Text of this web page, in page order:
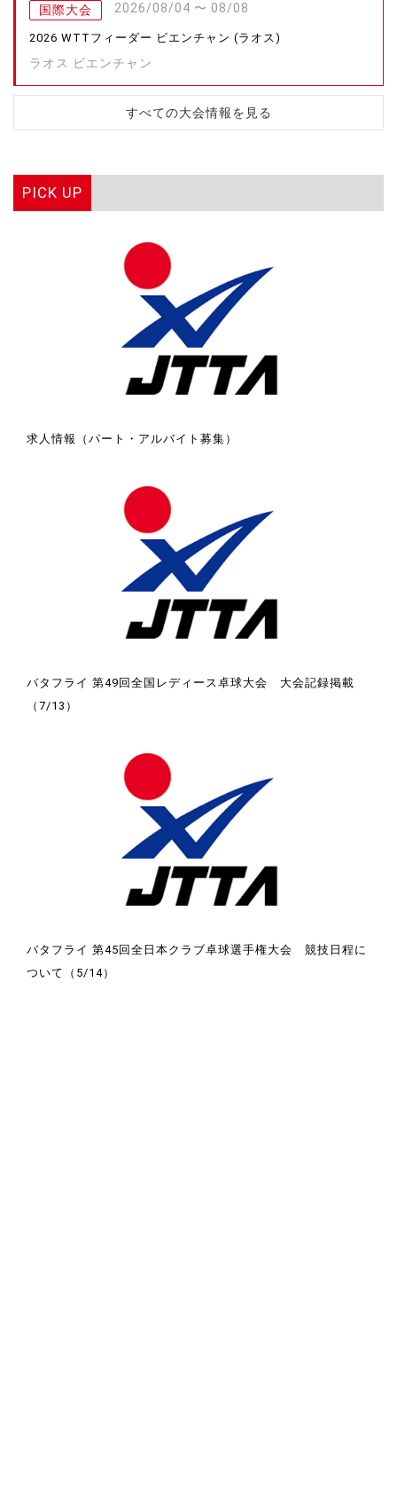
国際大会 2026/08/04 〜 08/08
2026 WTTフィーダー ビエンチャン (ラオス)
ラオス ビエンチャン
すべての大会情報を見る
PICK UP
求人情報（パート・アルバイト募集）
バタフライ 第49回全国レディース卓球大会 大会記録掲載
（7/13）
バタフライ 第45回全日本クラブ卓球選手権大会 競技日程に
ついて（5/14）